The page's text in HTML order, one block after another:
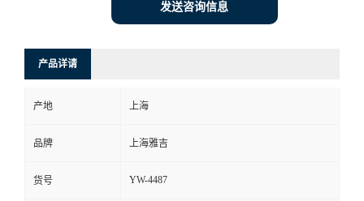
发送咨询信息
产品详请
产地 上海
品牌 上海雅吉
货号 YW-4487